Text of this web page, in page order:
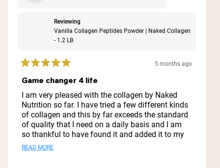
Reviewing
Vanilla Collagen Peptides Powder | Naked Collagen
- 1.2 LB
Rated
5
out
of
5
stars
5 months ago
Game changer 4 life
I am very pleased with the collagen by Naked
Nutrition so far. I have tried a few different kinds
of collagen and this by far exceeds the standard
of quality that I need on a daily basis and I am
so thankful to have found it and added it to my
staple nutrition supplements.
READ MORERead